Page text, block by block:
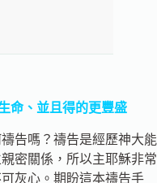
命、並且得的更豐盛
告嗎？禱告是經歷神大能
密關係，所以主耶穌非常
灰心。期盼這本禱告手